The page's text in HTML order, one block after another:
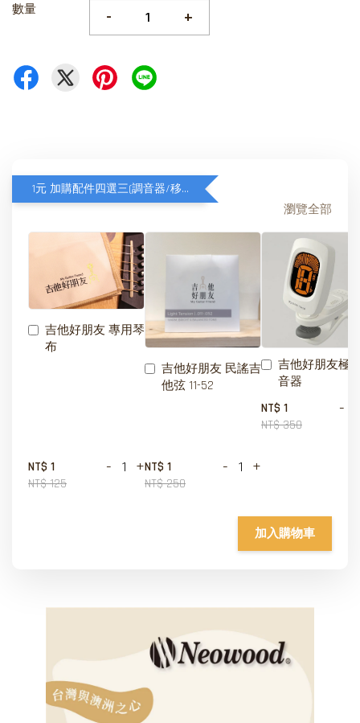
數量 - +
1元 加購配件四選三(調音器/移調夾/琴弦/琴布)
瀏覽全部
吉他好朋友 專用琴
布
NT$ 1
NT$ 125
- +
吉他好朋友 民謠吉
他弦 11-52
NT$ 1
NT$ 250
- +
吉他好朋友極
音器
NT$ 1
NT$ 350
-
加入購物車